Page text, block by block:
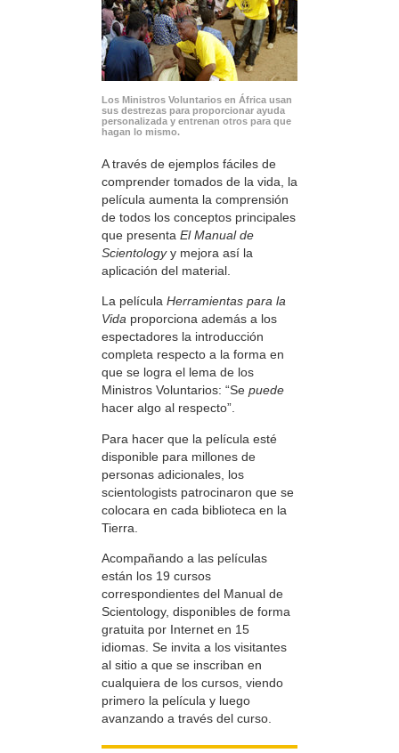
Los Ministros Voluntarios en África usan
sus destrezas para proporcionar ayuda
personalizada y entrenan otros para que
hagan lo mismo.
A través de ejemplos fáciles de
comprender tomados de la vida, la
película aumenta la comprensión
de todos los conceptos principales
que presenta El Manual de
Scientologyy mejora así la
aplicación del material.
La película Herramientas para la
Vida proporciona además a los
espectadores la introducción
completa respecto a la forma en
que se logra el lema de los
Ministros Voluntarios: “Se puede
hacer algo al respecto”.
Para hacer que la película esté
disponible para millones de
personas adicionales, los
scientologists patrocinaron que se
colocara en cada biblioteca en la
Tierra.
Acompañando a las películas
están los 19 cursos
correspondientes del Manual de
Scientology, disponibles de forma
gratuita por Internet en 15
idiomas. Se invita a los visitantes
al sitio a que se inscriban en
cualquiera de los cursos, viendo
primero la película y luego
avanzando a través del curso.